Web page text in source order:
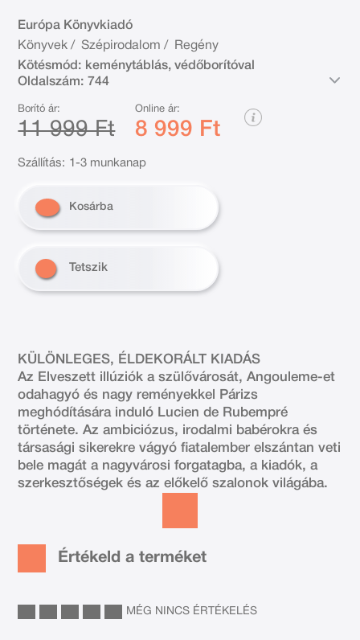
Európa Könyvkiadó
Könyvek / Szépirodalom /
Regény
Kötésmód: keménytáblás, védőborítóval
Oldalszám: 744
Borító ár:
11 999 Ft
Online ár:
8 999 Ft
Szállítás: 1-3 munkanap
Kosárba
Tetszik
KÜLÖNLEGES, ÉLDEKORÁLT KIADÁS
Az Elveszett illúziók a szülővárosát, Angouleme-et
odahagyó és nagy reményekkel Párizs
meghódítására induló Lucien de Rubempré
története. Az ambiciózus, irodalmi babérokra és
társasági sikerekre vágyó fiatalember elszántan veti
bele magát a nagyvárosi forgatagba, a kiadók, a
szerkesztőségek és az előkelő szalonok világába.
Értékeld a terméket
MÉG NINCS ÉRTÉKELÉS